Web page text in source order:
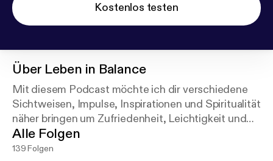
Kostenlos testen
Über Leben in Balance
Mit diesem Podcast möchte ich dir verschiedene
Sichtweisen, Impulse, Inspirationen und Spiritualität
näher bringen um Zufriedenheit, Leichtigkeit und
Liebe in dein Leben zu lassen.
Alle Folgen
139 Folgen